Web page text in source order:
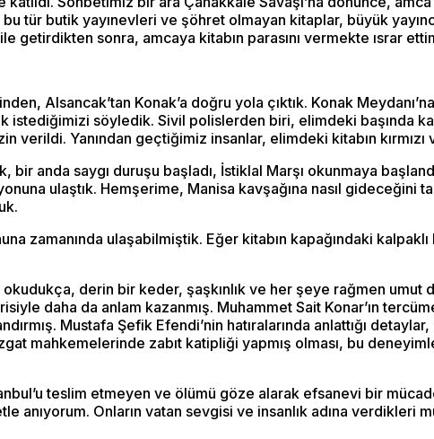
tür butik yayınevleri ve şöhret olmayan kitaplar, büyük
getirdikten sonra, amcaya kitabın parasını vermekte ısrar
Alsancak’tan Konak’a doğru yola çıktık. Konak
istediğimizi söyledik. Sivil polislerden biri, elimdeki başında
verildi. Yanından geçtiğimiz insanlar, elimdeki kitabın
bir anda saygı duruşu başladı, İstiklal Marşı okunmaya
ulaştık. Hemşerime, Manisa kavşağına nasıl
zamanında ulaşabilmiştik. Eğer kitabın kapağındaki
okudukça, derin bir keder, şaşkınlık ve her şeye rağmen
daha da anlam kazanmış. Muhammet Sait Konar’ın
Mustafa Şefik Efendi’nin hatıralarında anlattığı
mahkemelerinde zabıt katipliği yapmış olması, bu
teslim etmeyen ve ölümü göze alarak efsanevi bir
anıyorum. Onların vatan sevgisi ve insanlık adına